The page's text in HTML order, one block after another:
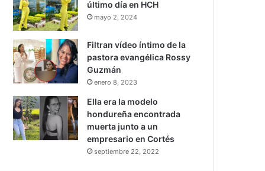
último día en HCH
mayo 2, 2024
Filtran vídeo íntimo de la
pastora evangélica Rossy
Guzmán
enero 8, 2023
Ella era la modelo
hondureña encontrada
muerta junto a un
empresario en Cortés
septiembre 22, 2022